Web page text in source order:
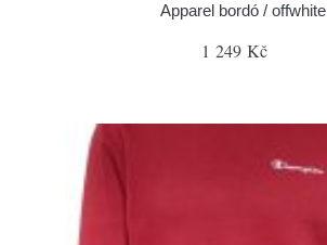
Apparel bordó / offwhite
1 249 Kč